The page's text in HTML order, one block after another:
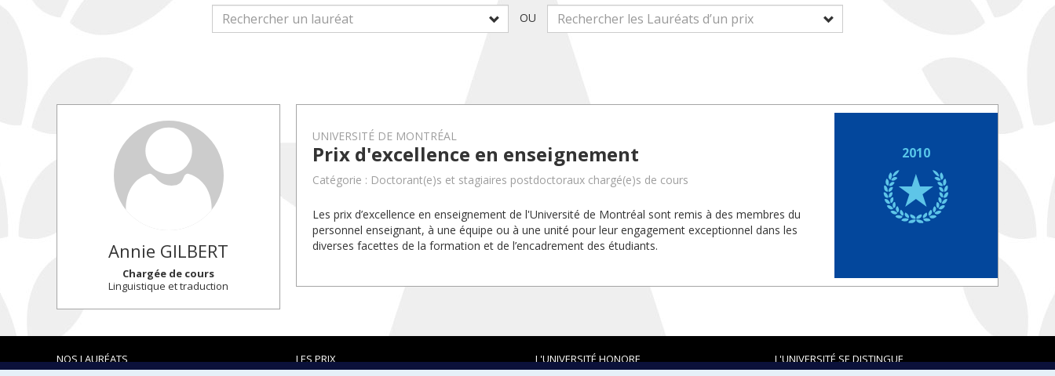
OU
Annie GILBERT
Chargée de cours
Linguistique et traduction
UNIVERSITÉ DE MONTRÉAL
Prix d'excellence en enseignement
Catégorie : Doctorant(e)s et stagiaires postdoctoraux chargé(e)s de cours
Les prix d’excellence en enseignement de l'Université de Montréal sont remis à des membres du
personnel enseignant, à une équipe ou à une unité pour leur engagement exceptionnel dans les
diverses facettes de la formation et de l’encadrement des étudiants.
2010
NOS LAURÉATS LES PRIX L'UNIVERSITÉ HONORE L'UNIVERSITÉ SE DISTINGUE